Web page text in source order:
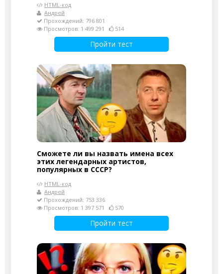
HTML-код
Андрей
Прохождений: 796 801
Просмотров: 1 499 291
514
Пройти тест
Сможете ли вы назвать имена всех
этих легендарных артистов,
популярных в СССР?
HTML-код
Андрей
Прохождений: 753 336
Просмотров: 1 397 571
570
Пройти тест